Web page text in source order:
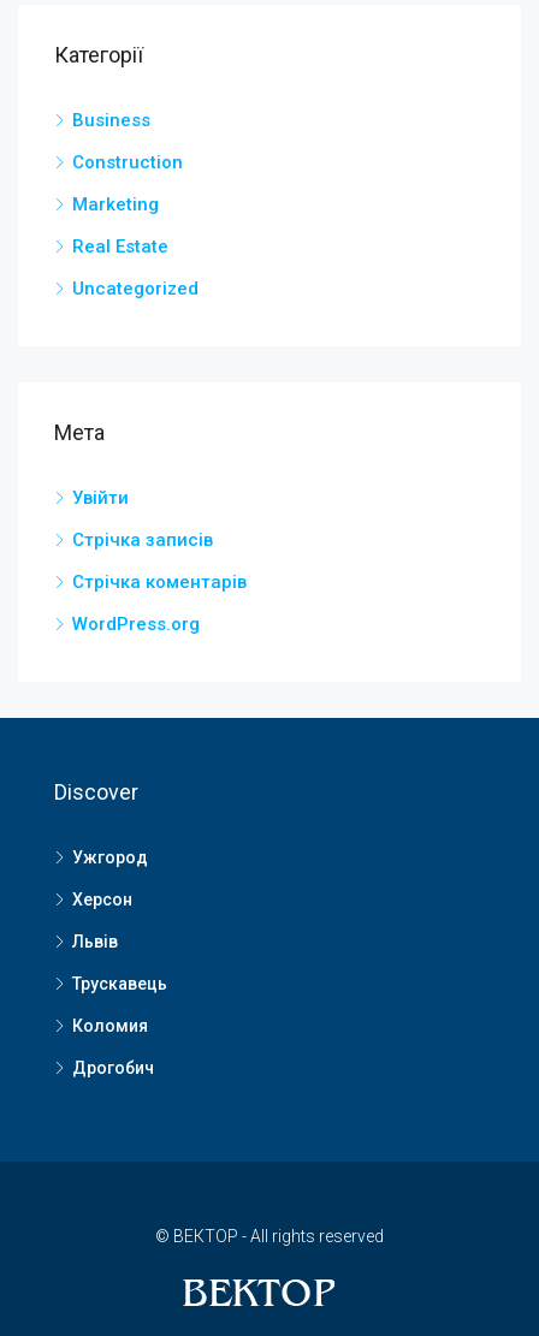
Категорії
Business
Construction
Marketing
Real Estate
Uncategorized
Мета
Увійти
Стрічка записів
Стрічка коментарів
WordPress.org
Discover
Ужгород
Херсон
Львів
Трускавець
Коломия
Дрогобич
© ВЕКТОР - All rights reserved